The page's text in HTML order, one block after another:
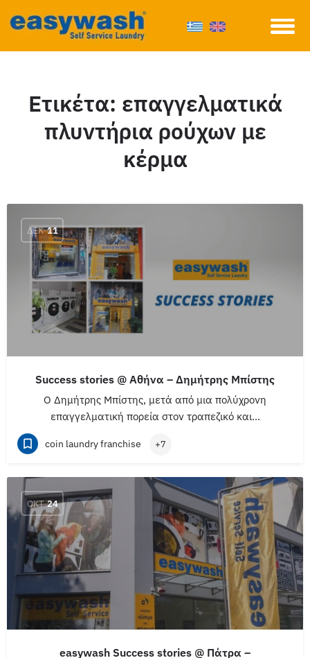
Ετικέτα: επαγγελματικά
πλυντήρια ρούχων με
κέρμα
ΔΕΚ 11
Success stories @ Αθήνα – Δημήτρης Μπίστης
O Δημήτρης Μπίστης, μετά από μια πολύχρονη
επαγγελματική πορεία στον τραπεζικό και…
coin laundry franchise +7
ΟΚΤ 24
easywash Success stories @ Πάτρα –